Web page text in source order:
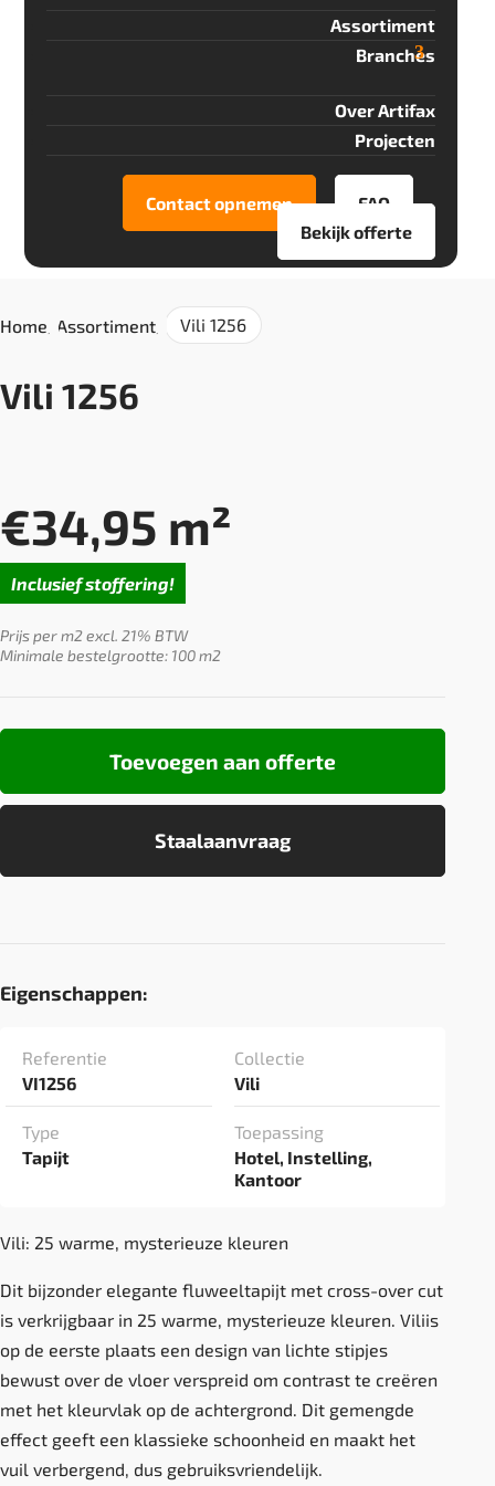
Assortiment
Branches
Over Artifax
Projecten
FAQ
Contact opnemen
Bekijk offerte
Home Assortiment Vili 1256
Vili 1256
€34,95 m²
Inclusief stoffering!
Prijs per m2 excl. 21% BTW
Minimale bestelgrootte: 100 m2
Staalaanvraag
Toevoegen aan offerte
Eigenschappen:
Referentie
VI1256
Collectie
Vili
Type
Tapijt
Toepassing
Hotel, Instelling,
Kantoor
Vili: 25 warme, mysterieuze kleuren
Dit bijzonder elegante fluweeltapijt met cross-over cut
is verkrijgbaar in 25 warme, mysterieuze kleuren. Viliis
op de eerste plaats een design van lichte stipjes
bewust over de vloer verspreid om contrast te creëren
met het kleurvlak op de achtergrond. Dit gemengde
effect geeft een klassieke schoonheid en maakt het
vuil verbergend, dus gebruiksvriendelijk.